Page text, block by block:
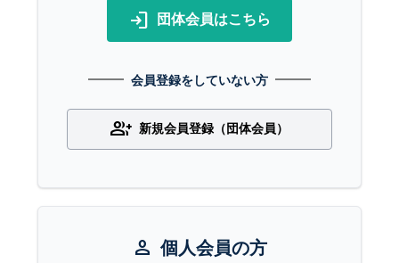
login 団体会員はこちら
会員登録をしていない方
group_add 新規会員登録（団体会員）
person 個人会員の方